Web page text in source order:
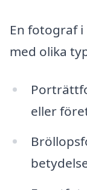
En fotograf
med olika
eller